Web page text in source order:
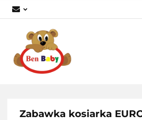
Dodaj
Zabawka kosiarka